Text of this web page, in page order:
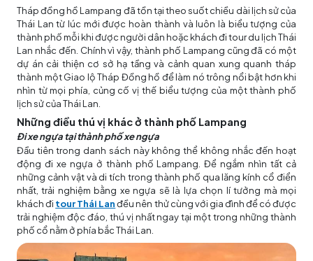
Tháp đồng hồ Lampang đã tồn tại theo suốt chiều dài lịch sử của
Thái Lan từ lúc mới được hoàn thành và luôn là biểu tượng của
thành phố mỗi khi được người dân hoặc khách đi tour du lịch Thái
Lan nhắc đến. Chính vì vậy, thành phố Lampang cũng đã có một
dự án cải thiện cơ sở hạ tầng và cảnh quan xung quanh tháp
thành một Giao lộ Tháp Đồng hồ để làm nó trông nổi bật hơn khi
nhìn từ mọi phía, củng cố vị thế biểu tượng của một thành phố
lịch sử của Thái Lan.
Những điều thú vị khác ở thành phố Lampang
Đixe ngựa tại thành phố xe ngựa
Đầu tiên trong danh sách này không thể không nhắc đến hoạt
động đi xe ngựa ở thành phố Lampang. Để ngắm nhìn tất cả
những cảnh vật và di tích trong thành phố qua lăng kính cổ điển
nhất, trải nghiệm bằng xe ngựa sẽ là lựa chọn lí tưởng mà mọi
khách đi tour Thái Lanđều nên thử cùng với gia đình để có được
trải nghiệm độc đáo, thú vị nhất ngay tại một trong những thành
phố cổ nằm ở phía bắc Thái Lan.